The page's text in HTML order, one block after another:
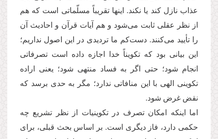
عذاب نازل كند یا نكند. اینها تقریباً مسلّماتی است كه هم
از نظر عقلی ثابت می‌شود و هم آیات قرآن و احادیث آن
را تأیید می‌كنند. دست‌كم ما تردیدی در این اصول نداریم؛
این بیانی بود كه تكویناً خدا اجازه داده است تصرفاتی
انجام شود؛ حتی اگر به فساد منتهی شود؛ یعنی اراده
تكوینی الهی با این منافاتی ندارد؛ مگر به حدی برسد كه
نقض غرض شود.
اما اینكه امكان تصرف در تكوینیات از نظر تشریع چه
حكمی دارد، فاز دیگری است. بر اساس بحث قبلی، برای